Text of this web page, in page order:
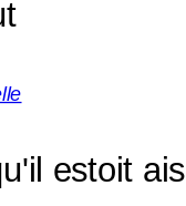
estoit